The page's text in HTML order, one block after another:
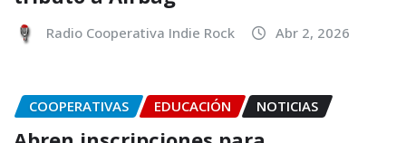
Radio Cooperativa Indie Rock Abr 2, 2026
COOPERATIVAS EDUCACIÓN NOTICIAS